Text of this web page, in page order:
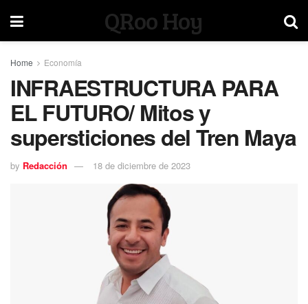
QRoo Hoy
Home Economía
INFRAESTRUCTURA PARA
EL FUTURO/ Mitos y
supersticiones del Tren Maya
by Redacción 18 de diciembre de 2023